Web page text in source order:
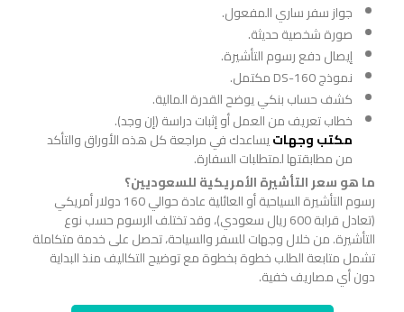
جواز سفر ساري المفعول.
صورة شخصية حديثة.
إيصال دفع رسوم التأشيرة.
نموذج DS-160 مكتمل.
كشف حساب بنكي يوضح القدرة المالية.
خطاب تعريف من العمل أو إثبات دراسة (إن وجد).
مكتب وجهاتيساعدك في مراجعة كل هذه الأوراق والتأكد
من مطابقتها لمتطلبات السفارة.
ما هو سعر التأشيرة الأمريكية للسعوديين؟
رسوم التأشيرة السياحية أو العائلية عادة حوالي 160 دولار أمريكي
(تعادل قرابة 600 ريال سعودي)، وقد تختلف الرسوم حسب نوع
التأشيرة. من خلال وجهات للسفر والسياحة، تحصل على خدمة متكاملة
تشمل متابعة الطلب خطوة بخطوة مع توضيح التكاليف منذ البداية
دون أي مصاريف خفية.